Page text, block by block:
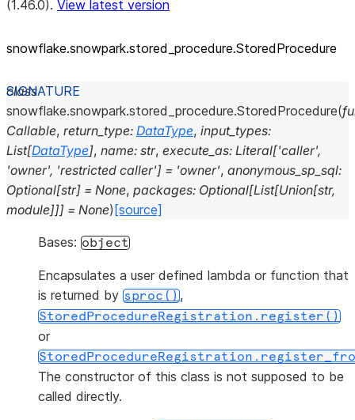
(1.46.0). View latest version
snowflake.snowpark.stored_ procedure.StoredProcedure
class
snowflake.snowpark.stored_procedure.StoredProcedure(
Callable, return_type: DataType, input_types:
List[DataType], name: str, execute_as: Literal['caller',
'owner', 'restricted caller'] = 'owner', anonymous_sp_sql:
Optional[str] = None, packages: Optional[List[Union[str,
module]]] = None) [source]
Bases: object
Encapsulates a user defined lambda or function that
is returned by sproc(),
StoredProcedureRegistration.register()
or
The constructor of this class is not supposed to be
called directly.